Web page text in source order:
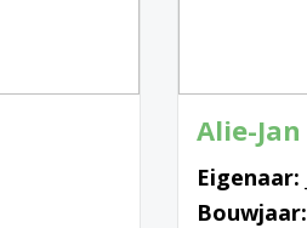
Alie-Jan
Eigenaar:
Bouwjaar: